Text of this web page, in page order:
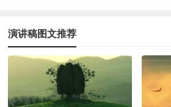
演讲稿图文推荐